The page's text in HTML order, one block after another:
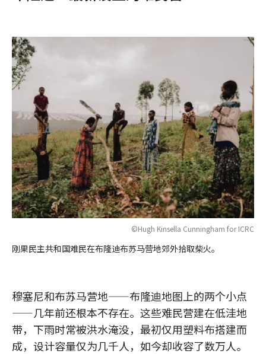
©Hugh Kinsella Cunningham for ICRC
刚果民主共和国难民在布隆迪布苏马营地郊外拾取柴火。
穆塞尼和布苏马营地——布隆迪地图上的两个小点
——几年前还根本不存在。这些难民营建在低洼地
带，下雨时常被洪水淹没，最初仅用塑料布搭建而
成，设计容量仅为几千人，如今却收容了数万人。